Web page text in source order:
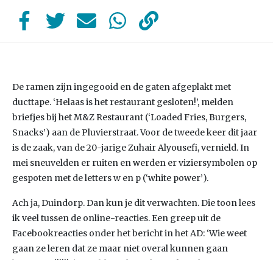
De ramen zijn ingegooid en de gaten afgeplakt met
ducttape. ‘Helaas is het restaurant gesloten!’, melden
briefjes bij het M&Z Restaurant (‘Loaded Fries, Burgers,
Snacks’) aan de Pluvierstraat. Voor de tweede keer dit jaar
is de zaak, van de 20-jarige Zuhair Alyousefi, vernield. In
mei sneuvelden er ruiten en werden er viziersymbolen op
gespoten met de letters w en p (‘white power’).
Ach ja, Duindorp. Dan kun je dit verwachten. Die toon lees
ik veel tussen de online-reacties. Een greep uit de
Facebookreacties onder het bericht in het AD: ‘Wie weet
gaan ze leren dat ze maar niet overal kunnen gaan